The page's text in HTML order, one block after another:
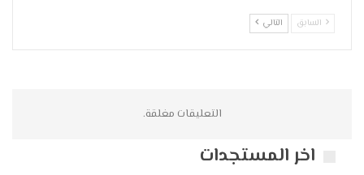
السابق التالي
التعليقات مغلقة.
اخر المستجدات